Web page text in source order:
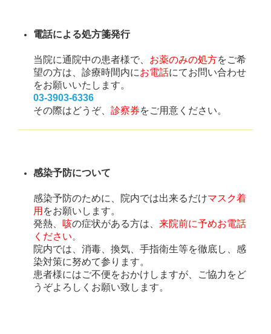
電話による処方箋発行
当院に通院中の患者様で、 お薬のみの処方をご希
望の方は、診療時間内にお電話にてお問い合わせ
をお願いいたします。
03-3903-6336
その際はどうぞ、 診察券をご用意ください。
感染予防について
感染予防のために、院内では出来るだけマスク着
用 をお願いします。
発熱
咳の症状がある方は、 来院前に予めお電話
ください。
院内では、消毒、換気、手指衛生等を徹底し、感
染対策に努めて参ります。
患者様にはご不便をおかけしますが、ご協力をど
うぞよろしくお願い致します。